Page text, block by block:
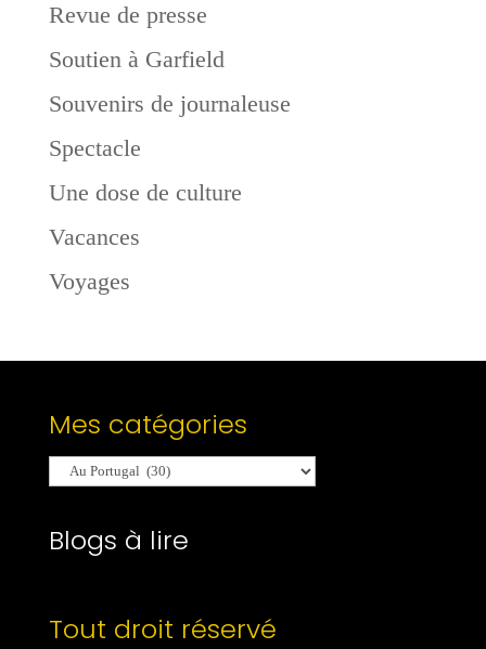
Revue de presse
Soutien à Garfield
Souvenirs de journaleuse
Spectacle
Une dose de culture
Vacances
Voyages
Mes catégories
Mes
catégories
Blogs à lire
Tout droit réservé